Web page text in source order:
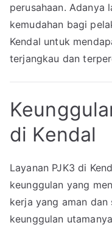
perusahaan. Adanya
kemudahan bagi
Kendal untuk
terjangkau dan
di Kendal
Layanan PJK3 di
keunggulan yang
kerja yang aman dan
keunggulan